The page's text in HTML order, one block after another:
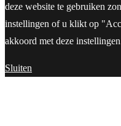
deze website te gebruiken
instellingen of u klikt op
akkoord met deze
Sluiten